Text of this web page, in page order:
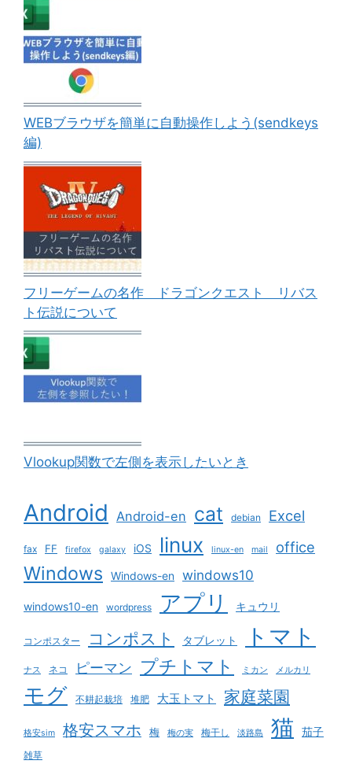
WEBブラウザを簡単に自動操作しよう(sendkeys
編)
フリーゲームの名作 ドラゴンクエスト リバス
ト伝説について
Vlookup関数で左側を表示したいとき
Android Android-en cat debian Excel
fax FF firefox galaxy iOS linux linux-en mail office
Windows Windows-en windows10
windows10-en wordpress アプリ キュウリ
コンポスター コンポスト タブレット トマト
ナス ネコ ピーマン プチトマト ミカン メルカリ
モグ 不耕起栽培 堆肥 大玉トマト 家庭菜園
格安sim 格安スマホ 梅 梅の実 梅干し 淡路島 猫 茄子
雑草